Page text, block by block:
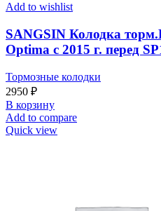
Add to wishlist
SANGSIN Колодка
Optima с 2015 г. перед
Тормозные колодки
2950 ₽
В корзину
Add to compare
Quick view